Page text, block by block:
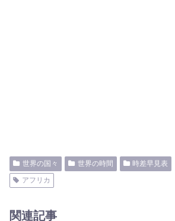
世界の国々 世界の時間 時差早見表
アフリカ
関連記事